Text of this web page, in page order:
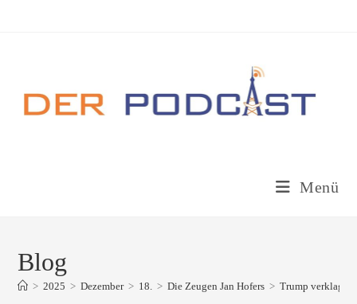
Menü
Blog
> 2025 > Dezember > 18. > Die Zeugen Jan Hofers > Trump verklagt